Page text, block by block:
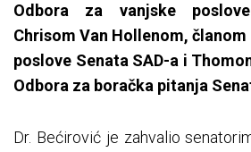
Odbora za vanjske
Chrisom Van Hollenom,
poslove Senata SAD-a i
Odbora za boračka pitanja
Dr. Bećirović je zahvalio